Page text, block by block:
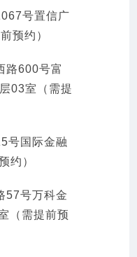
号置信广
预约）
路600号富
03室（需提
号国际金融
约）
57号万科金
（需提前预